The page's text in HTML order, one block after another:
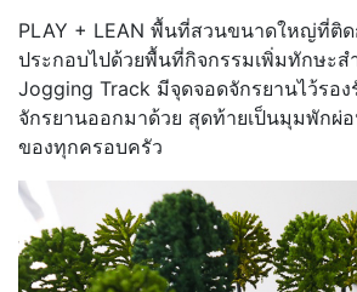
PLAY + LEAN พื้นที่สวนขนาดใหญ่ที่ติ
ประกอบไปด้วยพื้นที่กิจกรรมเพิ่มทักษะส
Jogging Track มีจุดจอดจักรยานไว้รอ
จักรยานออกมาด้วย สุดท้ายเป็นมุมพักผ่
ของทุกครอบครัว